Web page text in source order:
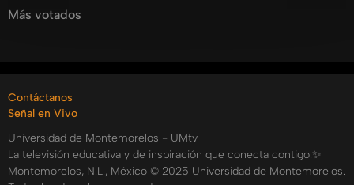
Categorías:
Más votados
Contáctanos
Señal en Vivo
Universidad de Montemorelos - UMtv
La televisión educativa y de inspiración que conecta contigo.✨
Montemorelos, N.L., México © 2025 Universidad de Montemorelos.